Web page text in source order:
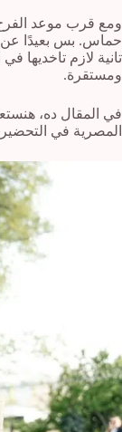
ومع قرب موعد
حماس. بس بعيدًا عن
تانية لازم تاخديها
ومستقرة.
في المقال ده،
المصرية في